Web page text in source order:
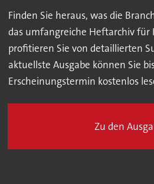
Finden Sie heraus, was die
das umfangreiche Heftarchiv für
profitieren Sie von detaillierten
aktuellste Ausgabe können Sie
Erscheinungstermin kostenlos
Zu den